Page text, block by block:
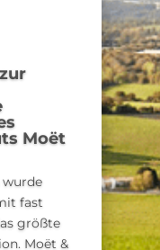
Moët
wurde
fast
größte
Moët &